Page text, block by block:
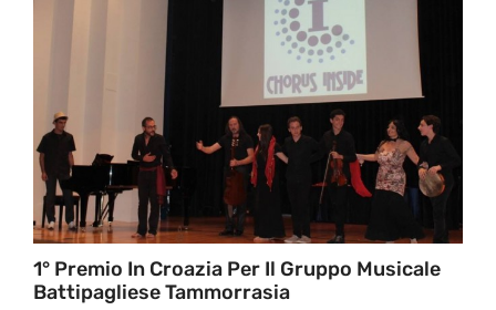
1° Premio In Croazia Per Il Gruppo Musicale
Battipagliese Tammorrasia